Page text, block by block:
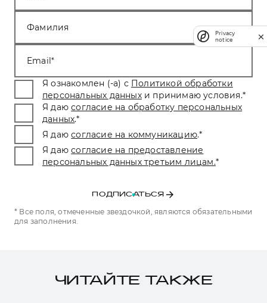
Фамилия
Email
Я ознакомлен (-а) с Политикой обработки
персональных данных и принимаю условия.*
Я даю согласие на обработку персональных
данных.*
Я даю согласие на коммуникацию.*
Я даю согласие на предоставление
персональных данных третьим лицам.*
ПОДПИСАТЬСЯ
* Все поля, отмеченные звездочкой, являются обязательными
для заполнения.
ЧИТАЙТЕ ТАКЖЕ
Privacy
notice